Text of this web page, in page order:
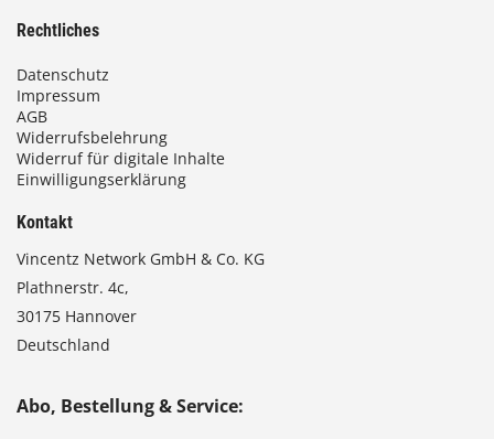
Rechtliches
Datenschutz
Impressum
AGB
Widerrufsbelehrung
Widerruf für digitale Inhalte
Einwilligungserklärung
Kontakt
Vincentz Network GmbH & Co. KG
Plathnerstr. 4c,
30175 Hannover
Deutschland
Abo, Bestellung & Service: